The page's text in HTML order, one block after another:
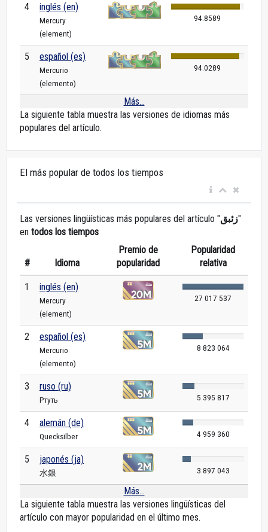
4 inglés (en)
Mercury
(element)
94.8589
5 español (es)
Mercurio
(elemento)
94.0289
Más...
La siguiente tabla muestra las versiones de idiomas más
populares del artículo.
El más popular de todos los tiempos
Las versiones lingüísticas más populares del artículo "زئبق"
en todos los tiempos
# Idioma
Premio de
popularidad
Popularidad
relativa
1 inglés (en)
Mercury
(element)
27 017 537
2 español (es)
Mercurio
(elemento)
8 823 064
3 ruso (ru)
Ртуть 5 395 817
4 alemán (de)
Quecksilber 4 959 360
5 japonés (ja)
水銀 3 897 043
Más...
La siguiente tabla muestra las versiones lingüísticas del
artículo con mayor popularidad en el último mes.